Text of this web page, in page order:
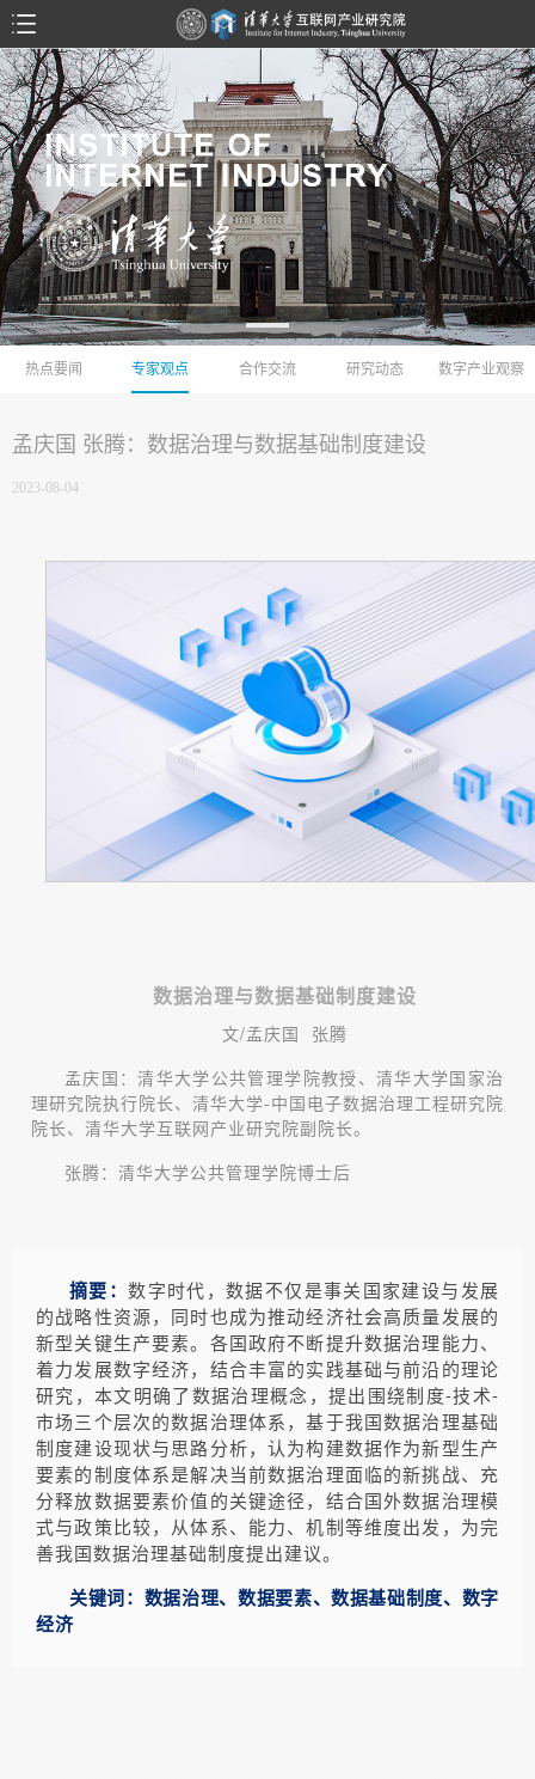
热点要闻 专家观点 合作交流 研究动态 数字产业观察
孟庆国 张腾：数据治理与数据基础制度建设
2023-08-04
数据治理与数据基础制度建设
文/孟庆国 张腾
孟庆国：清华大学公共管理学院教授、清华大学国家治
理研究院执行院长、清华大学-中国电子数据治理工程研究院
院长、清华大学互联网产业研究院副院长。
张腾：清华大学公共管理学院博士后
摘要：数字时代，数据不仅是事关国家建设与发展
的战略性资源，同时也成为推动经济社会高质量发展的
新型关键生产要素。各国政府不断提升数据治理能力、
着力发展数字经济，结合丰富的实践基础与前沿的理论
研究，本文明确了数据治理概念，提出围绕制度-技术-
市场三个层次的数据治理体系，基于我国数据治理基础
制度建设现状与思路分析，认为构建数据作为新型生产
要素的制度体系是解决当前数据治理面临的新挑战、充
分释放数据要素价值的关键途径，结合国外数据治理模
式与政策比较，从体系、能力、机制等维度出发，为完
善我国数据治理基础制度提出建议。
关键词：数据治理、数据要素、数据基础制度、数字
经济